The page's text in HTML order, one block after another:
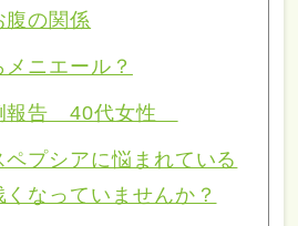
腹の関係
ニエール？
報告 40代女性
プシアに悩まれている
なっていませんか？